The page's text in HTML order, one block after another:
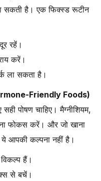
सकती है। एक फिक्स्ड रूटीन
रहें।
करें।
ला सकता है।
Friendly Foods)
पोषण चाहिए। मैग्नीशियम,
फोकस करें। और जो खाना
आपकी कल्पना नहीं है।
हैं।
से बचें।